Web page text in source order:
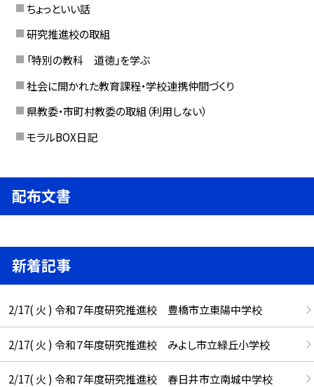
ちょっといい話
研究推進校の取組
「特別の教科 道徳」を学ぶ
社会に開かれた教育課程・学校連携仲間づくり
県教委・市町村教委の取組（利用しない）
モラルBOX日記
配布文書
新着記事
2/17( 火 ) 令和７年度研究推進校 豊橋市立東陽中学校
2/17( 火 ) 令和７年度研究推進校 みよし市立緑丘小学校
2/17( 火 ) 令和７年度研究推進校 春日井市立南城中学校